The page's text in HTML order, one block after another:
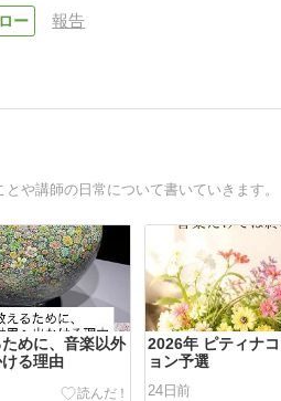
報告
や講師の日常について書いていきます。
めに、音楽以外
る理由
2026年 ピティナ
ョン予選
24日前